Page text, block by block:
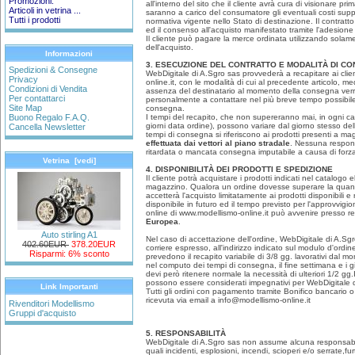
Articoli in vetrina ...
Tutti i prodotti
Informazioni
Spedizioni & Consegne
Privacy
Condizioni di Vendita
Per contattarci
Site Map
Buono Regalo F.A.Q.
Cancella Newsletter
Vetrina [vedi]
Auto stirling A1
402.60EUR 378.20EUR
Risparmi: 6% sconto
Link Importanti
Rivenditori Modellismo
Gruppi d'acquisto
all'interno del sito che il cliente avrà cura di visionare
saranno a carico del consumatore gli eventuali costi
normativa vigente nello Stato di destinazione. Il
ed il consenso all'acquisto manifestato tramite
Il cliente può pagare la merce ordinata utilizzando
dell'acquisto.
3. ESECUZIONE DEL CONTRATTO E MODALITÀ DI
WebDigitale di A.Sgro sas provvederà a recapitare ai
online.it, con le modalità di cui al precedente articolo,
assenza del destinatario al momento della consegna
personalmente a contattare nel più breve tempo
consegna.
I tempi del recapito, che non supereranno mai, in ogni
giorni data ordine), possono variare dal giorno stesso
tempi di consegna si riferiscono ai prodotti presenti a
effettuata dai vettori al piano stradale . Nessuna
ritardata o mancata consegna imputabile a causa di
4. DISPONIBILITÀ DEI PRODOTTI E SPEDIZIONE
Il cliente potrà acquistare i prodotti indicati nel catalogo
magazzino. Qualora un ordine dovesse superare la
accetterà l'acquisto limitatamente ai prodotti disponibili
disponibile in futuro ed il tempo previsto per
online di www.modellismo-online.it può avvenire presso
Europea
Nel caso di accettazione dell'ordine, WebDigitale di
corriere espresso, all'indirizzo indicato sul modulo
prevedono il recapito variabile di 3/8 gg. lavorativi dal
nel computo dei tempi di consegna, il fine settimana e i
devi però ritenere normale la necessità di ulteriori 1/2
possono essere considerati impegnativi per WebDigitale
Tutti gli ordini con pagamento tramite Bonifico bancario
ricevuta via email a info@modellismo-online.it
5. RESPONSABILITÀ
WebDigitale di A.Sgro sas non assume alcuna
quali incidenti, esplosioni, incendi, scioperi e/o